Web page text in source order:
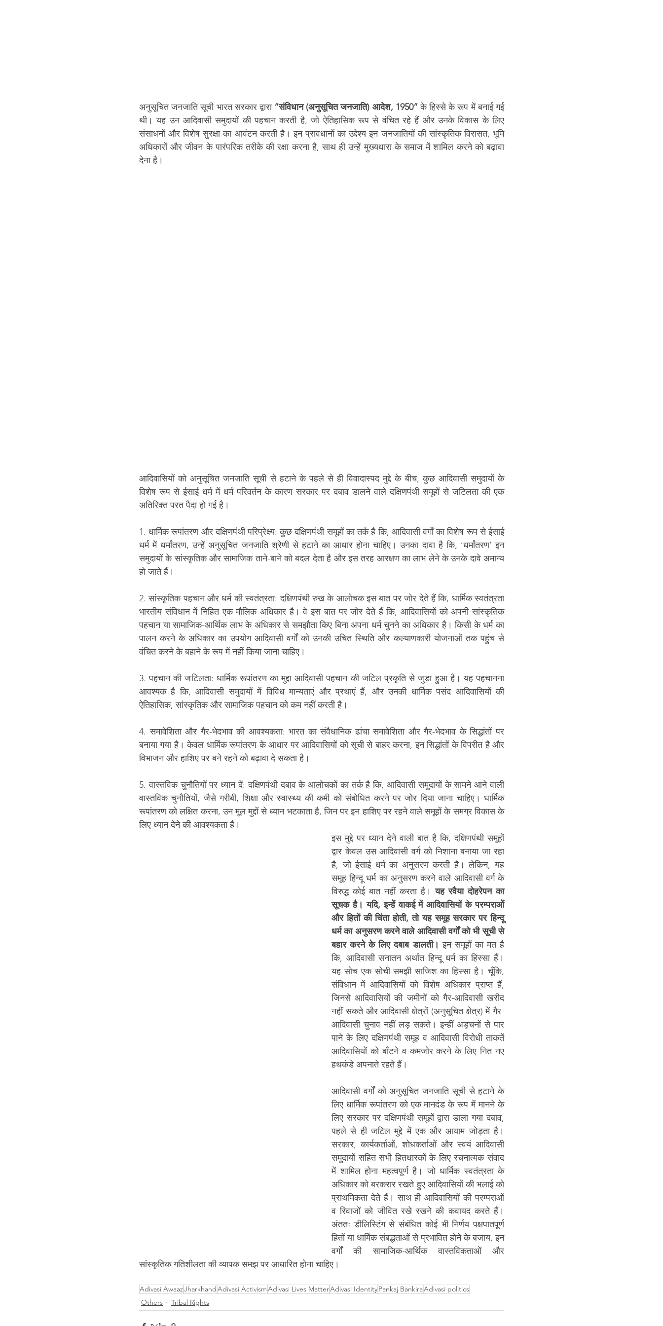
अनुसूचित जनजाति सूची भारत सरकार द्वारा “संविधान (अनुसूचित जनजाति) आदेश, 1950” के हिस्से के रूप में बनाई गई
थी। यह उन आदिवासी समुदायों की पहचान करती है, जो ऐतिहासिक रूप से वंचित रहे हैं और उनके विकास के लिए
संसाधनों और विशेष सुरक्षा का आवंटन करती है। इन प्रावधानों का उद्देश्य इन जनजातियों की सांस्कृतिक विरासत, भूमि
अधिकारों और जीवन के पारंपरिक तरीके की रक्षा करना है, साथ ही उन्हें मुख्यधारा के समाज में शामिल करने को बढ़ावा
देना है।
आदिवासियों को अनुसूचित जनजाति सूची से हटाने के पहले से ही विवादास्पद मुद्दे के बीच, कुछ आदिवासी समुदायों के
विशेष रूप से ईसाई धर्म में धर्म परिवर्तन के कारण सरकार पर दबाव डालने वाले दक्षिणपंथी समूहों से जटिलता की एक
अतिरिक्त परत पैदा हो गई है।
1. धार्मिक रूपांतरण और दक्षिणपंथी परिप्रेक्ष्य: कुछ दक्षिणपंथी समूहों का तर्क है कि, आदिवासी वर्गों का विशेष रूप से ईसाई
धर्म में धर्मांतरण, उन्हें अनुसूचित जनजाति श्रेणी से हटाने का आधार होना चाहिए। उनका दावा है कि, ‘धर्मांतरण’ इन
समुदायों के सांस्कृतिक और सामाजिक ताने-बाने को बदल देता है और इस तरह आरक्षण का लाभ लेने के उनके दावे अमान्य
हो जाते हैं।
2. सांस्कृतिक पहचान और धर्म की स्वतंत्रता: दक्षिणपंथी रुख के आलोचक इस बात पर जोर देते हैं कि, धार्मिक स्वतंत्रता
भारतीय संविधान में निहित एक मौलिक अधिकार है। वे इस बात पर जोर देते हैं कि, आदिवासियों को अपनी सांस्कृतिक
पहचान या सामाजिक-आर्थिक लाभ के अधिकार से समझौता किए बिना अपना धर्म चुनने का अधिकार है। किसी के धर्म का
पालन करने के अधिकार का उपयोग आदिवासी वर्गों को उनकी उचित स्थिति और कल्याणकारी योजनाओं तक पहुंच से
वंचित करने के बहाने के रूप में नहीं किया जाना चाहिए।
3. पहचान की जटिलता: धार्मिक रूपांतरण का मुद्दा आदिवासी पहचान की जटिल प्रकृति से जुड़ा हुआ है। यह पहचानना
आवश्यक है कि, आदिवासी समुदायों में विविध मान्यताएं और प्रथाएं हैं, और उनकी धार्मिक पसंद आदिवासियों की
ऐतिहासिक, सांस्कृतिक और सामाजिक पहचान को कम नहीं करती है।
4. समावेशिता और गैर-भेदभाव की आवश्यकता: भारत का संवैधानिक ढांचा समावेशिता और गैर-भेदभाव के सिद्धांतों पर
बनाया गया है। केवल धार्मिक रूपांतरण के आधार पर आदिवासियों को सूची से बाहर करना, इन सिद्धांतों के विपरीत है और
विभाजन और हाशिए पर बने रहने को बढ़ावा दे सकता है।
5. वास्तविक चुनौतियों पर ध्यान दें: दक्षिणपंथी दबाव के आलोचकों का तर्क है कि, आदिवासी समुदायों के सामने आने वाली
वास्तविक चुनौतियों, जैसे गरीबी, शिक्षा और स्वास्थ्य की कमी को संबोधित करने पर जोर दिया जाना चाहिए। धार्मिक
रूपांतरण को लक्षित करना, उन मूल मुद्दों से ध्यान भटकाता है, जिन पर इन हाशिए पर रहने वाले समूहों के समग्र विकास के
लिए ध्यान देने की आवश्यकता है।
इस मुद्दे पर ध्यान देने वाली बात है कि, दक्षिणपंथी समूहों
द्वार केवल उस आदिवासी वर्ग को निशाना बनाया जा रहा
है, जो ईसाई धर्म का अनुसरण करती है। लेकिन, यह
समूह हिन्दू धर्म का अनुसरण करने वाले आदिवासी वर्ग के
विरुद्ध कोई बात नहीं करता है। यह रवैया दोहरेपन का
सूचक है। यदि, इन्हें वाकई में आदिवासियों के परम्पराओं
और हितों की चिंता होती, तो यह समूह सरकार पर हिन्दू
धर्म का अनुसरण करने वाले आदिवासी वर्गों को भी सूची से
बहार करने के लिए दबाब डालती। इन समूहों का मत है
कि, आदिवासी सनातन अर्थात हिन्दू धर्म का हिस्सा हैं।
यह सोच एक सोची-समझी साजिश का हिस्सा है। चूँकि,
संविधान में आदिवासियों को विशेष अधिकार प्राप्त हैं,
जिनसे आदिवासियों की जमीनों को गैर-आदिवासी खरीद
नहीं सकते और आदिवासी क्षेत्रों (अनुसूचित क्षेत्र) में गैर-
आदिवासी चुनाव नहीं लड़ सकते। इन्हीं अड़चनों से पार
पाने के लिए दक्षिणपंथी समूह व आदिवासी विरोधी ताकतें
आदिवासियों को बाँटने व कमजोर करने के लिए नित नए
हथकंडे अपनाते रहते हैं।
आदिवासी वर्गों को अनुसूचित जनजाति सूची से हटाने के
लिए धार्मिक रूपांतरण को एक मानदंड के रूप में मानने के
लिए सरकार पर दक्षिणपंथी समूहों द्वारा डाला गया दबाव,
पहले से ही जटिल मुद्दे में एक और आयाम जोड़ता है।
सरकार, कार्यकर्ताओं, शोधकर्ताओं और स्वयं आदिवासी
समुदायों सहित सभी हितधारकों के लिए रचनात्मक संवाद
में शामिल होना महत्वपूर्ण है। जो धार्मिक स्वतंत्रता के
अधिकार को बरकरार रखते हुए आदिवासियों की भलाई को
प्राथमिकता देते हैं। साथ ही आदिवासियों की परम्पराओं
व रिवाजों को जीवित रखे रखने की कवायद करते हैं।
अंततः डीलिस्टिंग से संबंधित कोई भी निर्णय पक्षपातपूर्ण
हितों या धार्मिक संबद्धताओं से प्रभावित होने के बजाय, इन
वर्गों की सामाजिक-आर्थिक वास्तविकताओं और
सांस्कृतिक गतिशीलता की व्यापक समझ पर आधारित होना चाहिए।
Adivasi AwaazJharkhandAdivasi ActivismAdivasi Lives MatterAdivasi IdentityPankaj BankiraAdivasi politics
Others
Tribal Rights